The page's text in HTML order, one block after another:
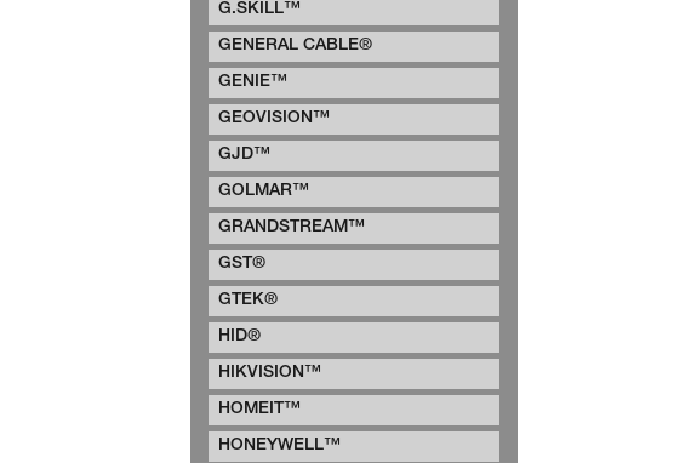
G.SKILL™
GENERAL CABLE®
GENIE™
GEOVISION™
GJD™
GOLMAR™
GRANDSTREAM™
GST®
GTEK®
HID®
HIKVISION™
HOMEIT™
HONEYWELL™